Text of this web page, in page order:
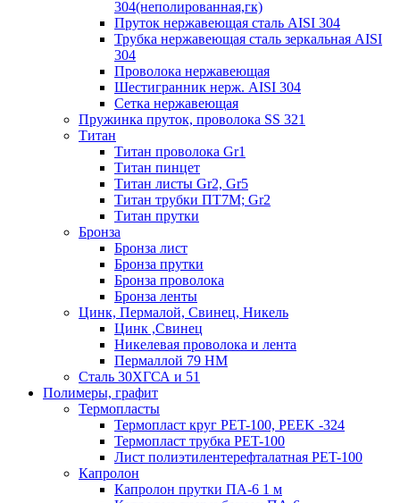
304(неполированная,гк)
Пруток нержавеющая сталь AISI 304
Трубка нержавеющая сталь зеркальная AISI
304
Проволока нержавеющая
Шестигранник нерж. AISI 304
Сетка нержавеющая
Пружинка пруток, проволока SS 321
Титан
Титан проволока Gr1
Титан пинцет
Титан листы Gr2, Gr5
Титан трубки ПТ7М; Gr2
Титан прутки
Бронза
Бронза лист
Бронза прутки
Бронза проволока
Бронза ленты
Цинк, Пермалой, Свинец, Никель
Цинк ,Свинец
Никелевая проволока и лента
Пермаллой 79 НМ
Сталь 30ХГСА и 51
Полимеры, графит
Термопласты
Термопласт круг PET-100, PEEK -324
Термопласт трубка PET-100
Лист полиэтилентерефталатная PET-100
Капролон
Капролон прутки ПА-6 1 м